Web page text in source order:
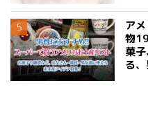
ア
物
菓
る